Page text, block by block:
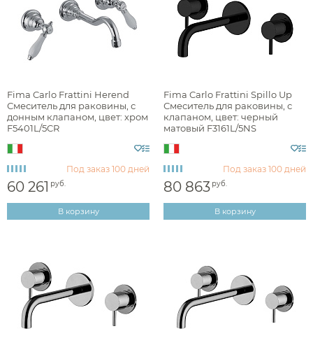
золото
бронза
брашированная
матовая
английская классика
Fima Carlo Frattini Herend
Смеситель для раковины, с
донным клапаном, цвет: хром
F5401L/5CR
Под заказ 100 дней
60 261 руб.
В корзину
Fima Carlo Frattini Spillo Up
Смеситель для раковины, с
клапаном, цвет: черный
матовый F3161L/5NS
Под заказ 100 дней
80 863 руб.
В корзину